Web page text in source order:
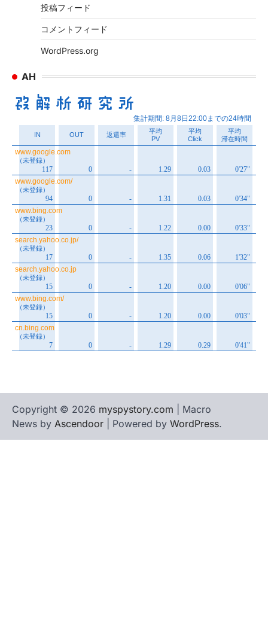
投稿フィード
コメントフィード
WordPress.org
AH
Copyright © 2026 myspystory.com | Macro
News by Ascendoor | Powered by WordPress.